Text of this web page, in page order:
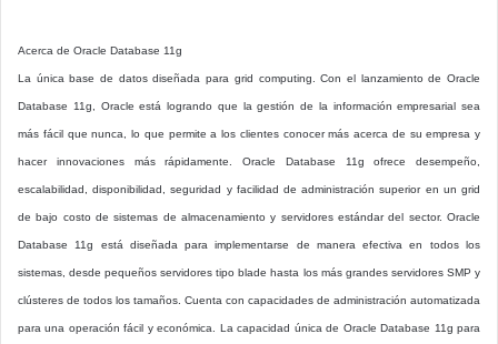
Acerca de Oracle Database 11g
La única base de datos diseñada para grid computing. Con el lanzamiento de Oracle
Database 11g, Oracle está logrando que la gestión de la información empresarial sea
más fácil que nunca, lo que permite a los clientes conocer más acerca de su empresa y
hacer innovaciones más rápidamente. Oracle Database 11g ofrece desempeño,
escalabilidad, disponibilidad, seguridad y facilidad de administración superior en un grid
de bajo costo de sistemas de almacenamiento y servidores estándar del sector. Oracle
Database 11g está diseñada para implementarse de manera efectiva en todos los
sistemas, desde pequeños servidores tipo blade hasta los más grandes servidores SMP y
clústeres de todos los tamaños. Cuenta con capacidades de administración automatizada
para una operación fácil y económica. La capacidad única de Oracle Database 11g para